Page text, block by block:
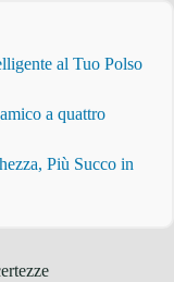
al Tuo Polso
a quattro
Più Succo in